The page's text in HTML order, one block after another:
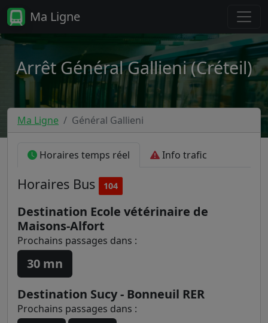
Ma Ligne
Arrêt Général Gallieni (Créteil)
Ma Ligne Général Gallieni
Horaires temps réel Info trafic
Horaires Bus 104
Destination Ecole vétérinaire de
Maisons-Alfort
Prochains passages dans :
30 mn
Destination Sucy - Bonneuil RER
Prochains passages dans :